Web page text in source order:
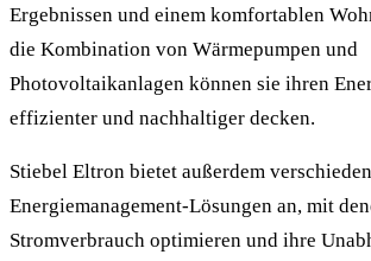
Ergebnissen und einem komfortablen
die Kombination von Wärmepumpen und
Photovoltaikanlagen können sie ihren
effizienter und nachhaltiger decken.
Stiebel Eltron bietet außerdem
Energiemanagement-Lösungen an, mit
Stromverbrauch optimieren und ihre